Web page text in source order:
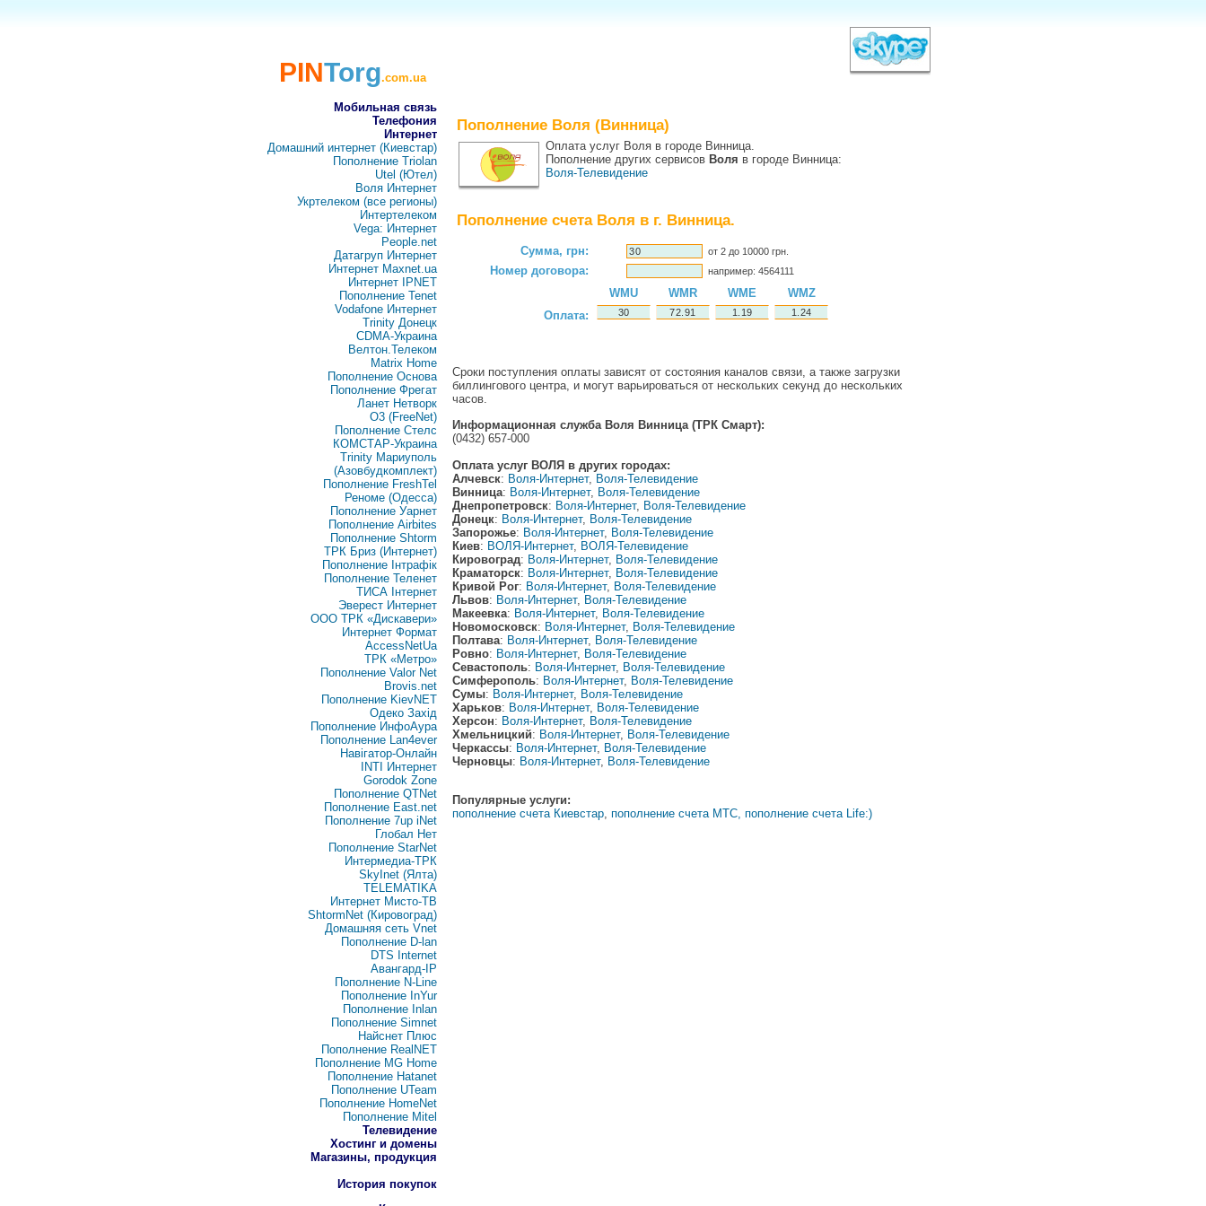
PINTorg.com.ua
Мобильная связь
Телефония
Интернет
Домашний интернет (Киевстар)
Пополнение Triolan
Utel (Ютел)
Воля Интернет
Укртелеком (все регионы)
Интертелеком
Vega: Интернет
People.net
Датагруп Интернет
Интернет Maxnet.ua
Интернет IPNET
Пополнение Tenet
Vodafone Интернет
Trinity Донецк
CDMA-Украина
Велтон.Телеком
Matrix Home
Пополнение Основа
Пополнение Фрегат
Ланет Нетворк
O3 (FreeNet)
Пополнение Стелс
КОМСТАР-Украина
Trinity Мариуполь
(Азовбудкомплект)
Пополнение FreshTel
Реноме (Одесса)
Пополнение Уарнет
Пополнение Airbites
Пополнение Shtorm
ТРК Бриз (Интернет)
Пополнение Інтрафік
Пополнение Теленет
ТИСА Інтернет
Эверест Интернет
ООО ТРК «Дискавери»
Интернет Формат
AccessNetUa
ТРК «Метро»
Пополнение Valor Net
Brovis.net
Пополнение KievNET
Одеко Захід
Пополнение ИнфоАура
Пополнение Lan4ever
Навігатор-Онлайн
INTI Интернет
Gorodok Zone
Пополнение QTNet
Пополнение East.net
Пополнение 7up iNet
Глобал Нет
Пополнение StarNet
Интермедиа-ТРК
SkyInet (Ялта)
TELEMATIKA
Интернет Мисто-ТВ
ShtormNet (Кировоград)
Домашняя сеть Vnet
Пополнение D-lan
DTS Internet
Авангард-IP
Пополнение N-Line
Пополнение InYur
Пополнение Inlan
Пополнение Simnet
Найснет Плюс
Пополнение RealNET
Пополнение MG Home
Пополнение Hatanet
Пополнение UTeam
Пополнение HomeNet
Пополнение Mitel
Телевидение
Хостинг и домены
Магазины, продукция
История покупок
Пополнение Воля (Винница)
Оплата услуг Воля в городе Винница.
Пополнение других сервисов Воля в городе Винница:
Воля-Телевидение
Пополнение счета Воля в г. Винница.
Сумма, грн: от 2 до 10000 грн.
Номер договора: например: 4564111
Оплата:
WMU WMR WME WMZ
Сроки поступления оплаты зависят от состояния каналов связи, а также загрузки
биллингового центра, и могут варьироваться от нескольких секунд до нескольких
часов.
Информационная служба Воля Винница (ТРК Смарт):
(0432) 657-000
Оплата услуг ВОЛЯ в других городах:
Алчевск: Воля-Интернет, Воля-Телевидение
Винница: Воля-Интернет, Воля-Телевидение
Днепропетровск: Воля-Интернет, Воля-Телевидение
Донецк: Воля-Интернет, Воля-Телевидение
Запорожье: Воля-Интернет, Воля-Телевидение
Киев: ВОЛЯ-Интернет, ВОЛЯ-Телевидение
Кировоград: Воля-Интернет, Воля-Телевидение
Краматорск: Воля-Интернет, Воля-Телевидение
Кривой Рог: Воля-Интернет, Воля-Телевидение
Львов: Воля-Интернет, Воля-Телевидение
Макеевка: Воля-Интернет, Воля-Телевидение
Новомосковск: Воля-Интернет, Воля-Телевидение
Полтава: Воля-Интернет, Воля-Телевидение
Ровно: Воля-Интернет, Воля-Телевидение
Севастополь: Воля-Интернет, Воля-Телевидение
Симферополь: Воля-Интернет, Воля-Телевидение
Сумы: Воля-Интернет, Воля-Телевидение
Харьков: Воля-Интернет, Воля-Телевидение
Херсон: Воля-Интернет, Воля-Телевидение
Хмельницкий: Воля-Интернет, Воля-Телевидение
Черкассы: Воля-Интернет, Воля-Телевидение
Черновцы: Воля-Интернет, Воля-Телевидение
Популярные услуги:
пополнение счета Киевстар пополнение счета МТС, пополнение счета Life:)